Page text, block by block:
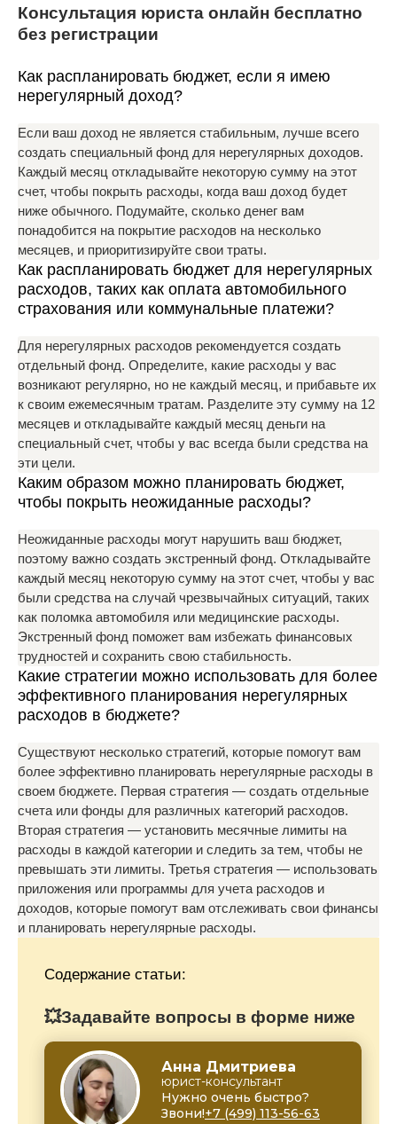
Консультация юриста онлайн бесплатно
без регистрации
Как распланировать бюджет, если я имею
нерегулярный доход?
Если ваш доход не является стабильным, лучше всего
создать специальный фонд для нерегулярных доходов.
Каждый месяц откладывайте некоторую сумму на этот
счет, чтобы покрыть расходы, когда ваш доход будет
ниже обычного. Подумайте, сколько денег вам
понадобится на покрытие расходов на несколько
месяцев, и приоритизируйте свои траты.
Как распланировать бюджет для нерегулярных
расходов, таких как оплата автомобильного
страхования или коммунальные платежи?
Для нерегулярных расходов рекомендуется создать
отдельный фонд. Определите, какие расходы у вас
возникают регулярно, но не каждый месяц, и прибавьте их
к своим ежемесячным тратам. Разделите эту сумму на 12
месяцев и откладывайте каждый месяц деньги на
специальный счет, чтобы у вас всегда были средства на
эти цели.
Каким образом можно планировать бюджет,
чтобы покрыть неожиданные расходы?
Неожиданные расходы могут нарушить ваш бюджет,
поэтому важно создать экстренный фонд. Откладывайте
каждый месяц некоторую сумму на этот счет, чтобы у вас
были средства на случай чрезвычайных ситуаций, таких
как поломка автомобиля или медицинские расходы.
Экстренный фонд поможет вам избежать финансовых
трудностей и сохранить свою стабильность.
Какие стратегии можно использовать для более
эффективного планирования нерегулярных
расходов в бюджете?
Существуют несколько стратегий, которые помогут вам
более эффективно планировать нерегулярные расходы в
своем бюджете. Первая стратегия — создать отдельные
счета или фонды для различных категорий расходов.
Вторая стратегия — установить месячные лимиты на
расходы в каждой категории и следить за тем, чтобы не
превышать эти лимиты. Третья стратегия — использовать
приложения или программы для учета расходов и
доходов, которые помогут вам отслеживать свои финансы
и планировать нерегулярные расходы.
Содержание статьи:
💥Задавайте вопросы в форме ниже